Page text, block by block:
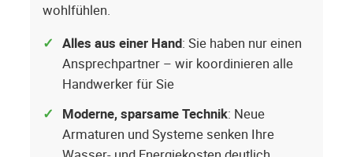
wohlfühlen.
Alles aus einer Hand: Sie haben nur einen
Ansprechpartner – wir koordinieren alle
Handwerker für Sie
Moderne, sparsame Technik: Neue
Armaturen und Systeme senken Ihre